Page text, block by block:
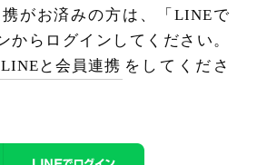
がお済みの方は、「LINEで
からログインしてください。
LINEと会員連携 をしてくださ